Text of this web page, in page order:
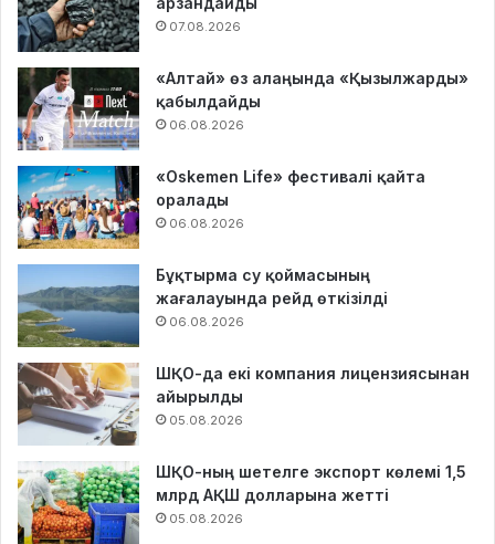
07.08.2026
«Алтай» өз алаңында «Қызылжарды»
қабылдайды
06.08.2026
«Oskemen Life» фестивалі қайта
оралады
06.08.2026
Бұқтырма су қоймасының
жағалауында рейд өткізілді
06.08.2026
ШҚО-да екі компания лицензиясынан
айырылды
05.08.2026
ШҚО-ның шетелге экспорт көлемі 1,5
млрд АҚШ долларына жетті
05.08.2026